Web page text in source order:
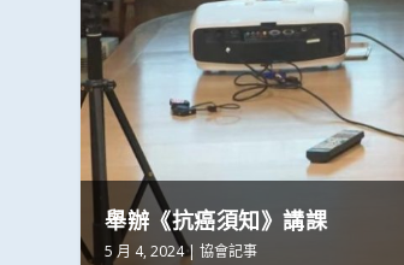
本會繼續香港和上海的健康講課
5 月 5, 2026|協會記事
舉辦《抗癌須知》講課
5 月 4, 2024|協會記事